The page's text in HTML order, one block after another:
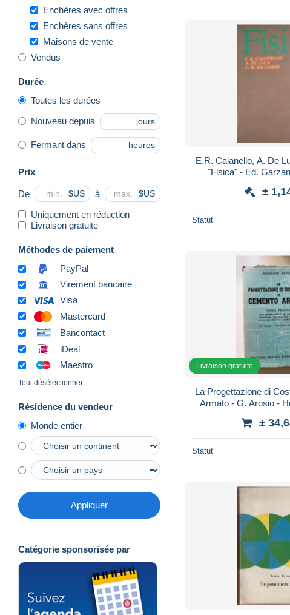
Enchères avec offres
Enchères sans offres
Maisons de vente
Vendus
Durée
Toutes les durées
Nouveau depuis jours
Fermant dans heures
Prix
De $US à $US
Uniquement en réduction
Livraison gratuite
Méthodes de paiement
PayPal
Virement bancaire
Visa
Mastercard
Bancontact
iDeal
Maestro
Tout désélectionner
Résidence du vendeur
Monde entier
Appliquer
Catégorie sponsorisée par
E.R. Caianello, A. De
"Fisica" - Ed.
±
Statut
Livraison gratuite
La Progettazione di
Armato - G. Arosio -
±
Statut